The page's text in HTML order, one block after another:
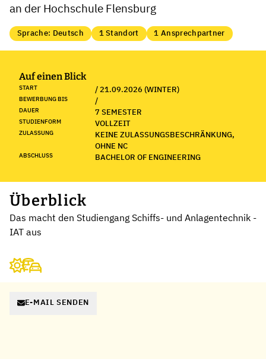
an der Hochschule Flensburg
Sprache: Deutsch 1 Standort 1 Ansprechpartner
Auf einen Blick
START / 21.09.2026 (WINTER)
BEWERBUNG BIS /
DAUER 7 SEMESTER
STUDIENFORM VOLLZEIT
ZULASSUNG
KEINE ZULASSUNGSBESCHRÄNKUNG,
OHNE NC
ABSCHLUSS BACHELOR OF ENGINEERING
Überblick
Das macht den Studiengang Schiffs- und Anlagentechnik -
IAT aus
E-MAIL SENDEN